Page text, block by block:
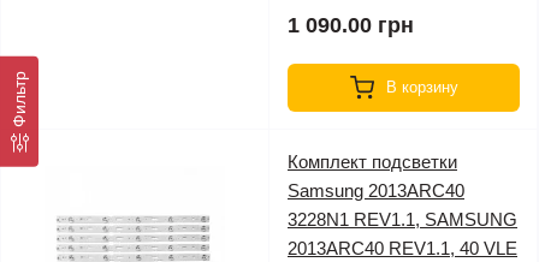
Фильтр
1 090.00 грн
В корзину
Комплект подсветки
Samsung 2013ARC40
3228N1 REV1.1, SAMSUNG
2013ARC40 REV1.1, 40 VLE